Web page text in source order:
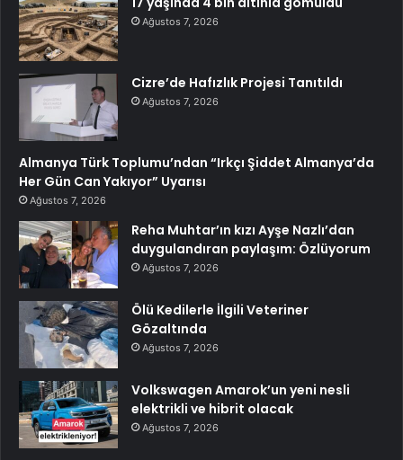
Ağustos 7, 2026
Cizre’de Hafızlık Projesi Tanıtıldı
Ağustos 7, 2026
Almanya Türk Toplumu’ndan “Irkçı Şiddet Almanya’da
Her Gün Can Yakıyor” Uyarısı
Ağustos 7, 2026
Reha Muhtar’ın kızı Ayşe Nazlı’dan
duygulandıran paylaşım: Özlüyorum
Ağustos 7, 2026
Ölü Kedilerle İlgili Veteriner
Gözaltında
Ağustos 7, 2026
Volkswagen Amarok’un yeni nesli
elektrikli ve hibrit olacak
Ağustos 7, 2026